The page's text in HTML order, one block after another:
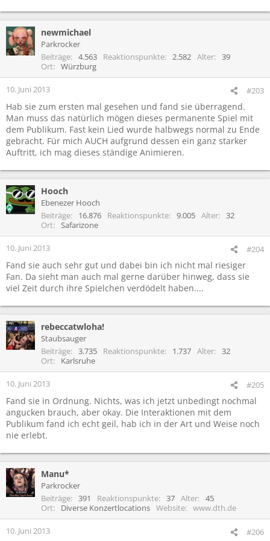
newmichael
Parkrocker
Beiträge
4.563 Reaktionspunkte 2.582 Alter
39
Ort
Würzburg
10. Juni 2013 #203
Hab sie zum ersten mal gesehen und fand sie überragend.
Man muss das natürlich mögen dieses permanente Spiel mit
dem Publikum. Fast kein Lied wurde halbwegs normal zu Ende
gebracht. Für mich AUCH aufgrund dessen ein ganz starker
Auftritt, ich mag dieses ständige Animieren.
Hooch
Ebenezer Hooch
Beiträge
16.876 Reaktionspunkte 9.005 Alter
32
Ort
Safarizone
10. Juni 2013 #204
Fand sie auch sehr gut und dabei bin ich nicht mal riesiger
Fan. Da sieht man auch mal gerne darüber hinweg, dass sie
viel Zeit durch ihre Spielchen verdödelt haben....
rebeccatwloha!
Staubsauger
Beiträge
3.735 Reaktionspunkte 1.737 Alter
32
Ort
Karlsruhe
10. Juni 2013 #205
Fand sie in Ordnung. Nichts, was ich jetzt unbedingt nochmal
angucken brauch, aber okay. Die Interaktionen mit dem
Publikum fand ich echt geil, hab ich in der Art und Weise noch
nie erlebt.
Manu*
Parkrocker
Beiträge
391 Reaktionspunkte 37 Alter
45
Ort
Diverse Konzertlocations Website www.dth.de
10. Juni 2013 #206